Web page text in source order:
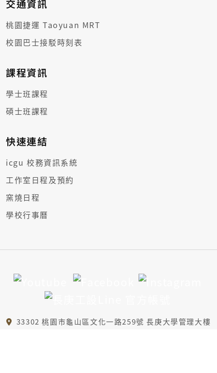
交通資訊
桃園捷運 Taoyuan MRT
校園巴士接駁時刻表
課程資訊
學士班課程
碩士班課程
快速連結
icgu 校務資訊系統
工作室日程及預約
窯燒日程
學校行事曆
33302 桃園市龜山區文化一路259號 長庚大學管理大樓